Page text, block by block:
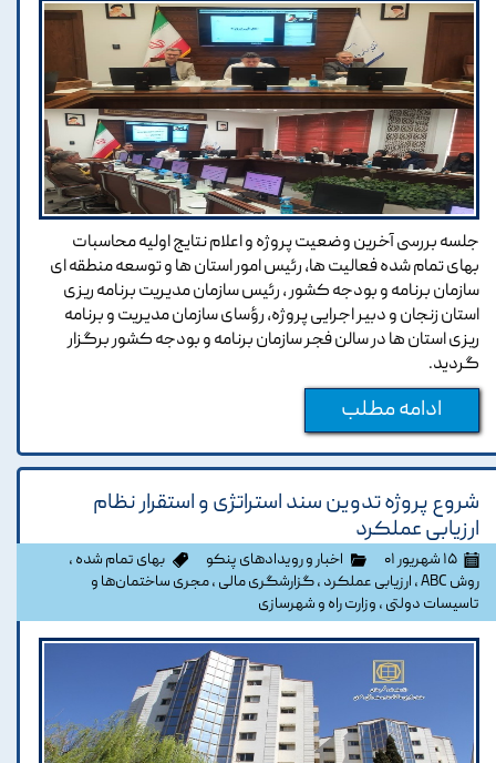
جلسه بررسی آخرین وضعیت پروژه و اعلام نتایج اولیه محاسبات
بهای تمام شده فعالیت ها، رئیس امور استان ها و توسعه منطقه ای
سازمان برنامه و بودجه کشور ، رئیس سازمان مدیریت برنامه ریزی
استان زنجان و دبیر اجرایی پروژه، رؤسای سازمان مدیریت و برنامه
ریزی استان ها در سالن فجر سازمان برنامه و بودجه کشور برگزار
گردید.
ادامه مطلب
شروع پروژه تدوین سند استراتژی و استقرار نظام
ارزیابی عملکرد
۱۵ شهریور ۰۱ اخبار و رویدادهای پنکو بهای تمام شده ،
روش ABC
، ارزیابی عملکرد ،گزارشگری مالی ،مجری ساختمان‌ها و
تاسيسات دولتی ، وزارت راه و شهرسازی